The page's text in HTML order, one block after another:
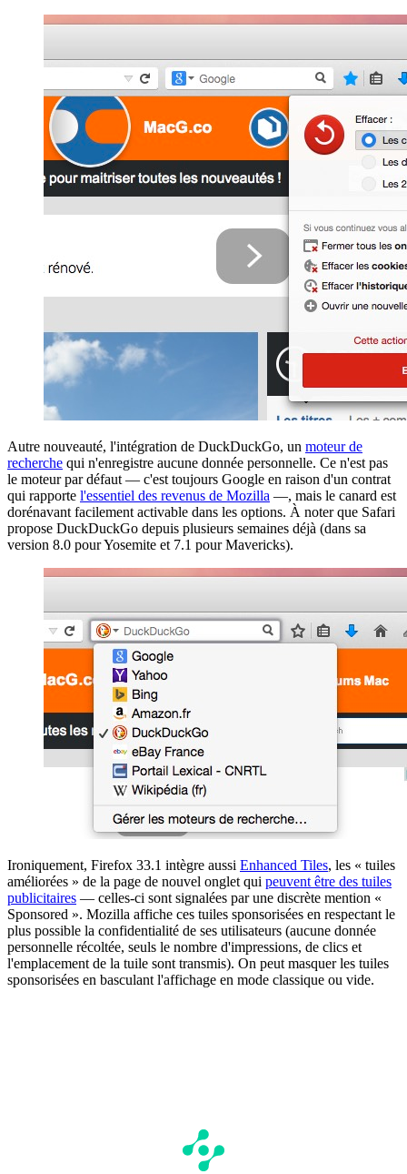
Autre nouveauté, l'intégration de DuckDuckGo, un moteur de
recherche qui n'enregistre aucune donnée personnelle. Ce n'est pas
le moteur par défaut — c'est toujours Google en raison d'un contrat
qui rapporte l'essentiel des revenus de Mozilla —, mais le canard est
dorénavant facilement activable dans les options. À noter que Safari
propose DuckDuckGo depuis plusieurs semaines déjà (dans sa
version 8.0 pour Yosemite et 7.1 pour Mavericks).
Ironiquement, Firefox 33.1 intègre aussi Enhanced Tiles, les « tuiles
améliorées » de la page de nouvel onglet qui peuvent être des tuiles
publicitaires — celles-ci sont signalées par une discrète mention «
Sponsored ». Mozilla affiche ces tuiles sponsorisées en respectant le
plus possible la confidentialité de ses utilisateurs (aucune donnée
personnelle récoltée, seuls le nombre d'impressions, de clics et
l'emplacement de la tuile sont transmis). On peut masquer les tuiles
sponsorisées en basculant l'affichage en mode classique ou vide.